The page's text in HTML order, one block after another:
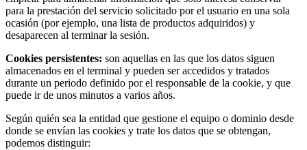
para la prestación del servicio solicitado por el usuario en una sola
ocasión (por ejemplo, una lista de productos adquiridos) y
desaparecen al terminar la sesión.
Cookies persistentes: son aquellas en las que los datos siguen
almacenados en el terminal y pueden ser accedidos y tratados
durante un periodo definido por el responsable de la cookie, y que
puede ir de unos minutos a varios años.
Según quién sea la entidad que gestione el equipo o dominio desde
donde se envían las cookies y trate los datos que se obtengan,
podemos distinguir: